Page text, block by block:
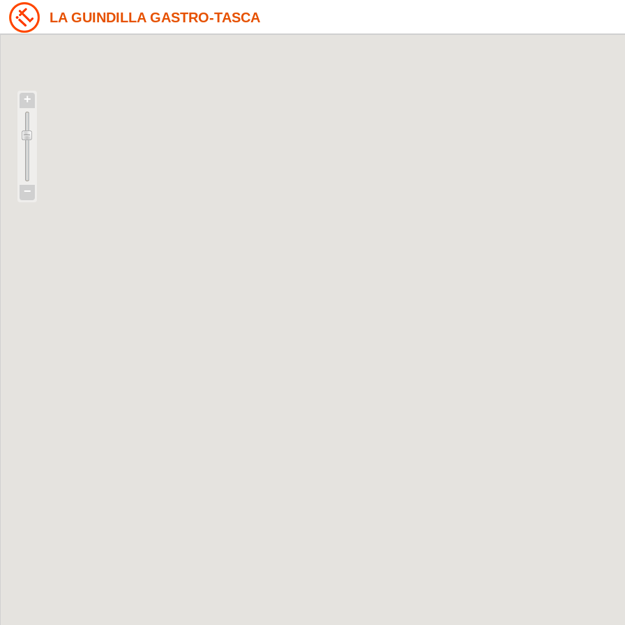
LA GUINDILLA GASTRO-TASCA
+
−